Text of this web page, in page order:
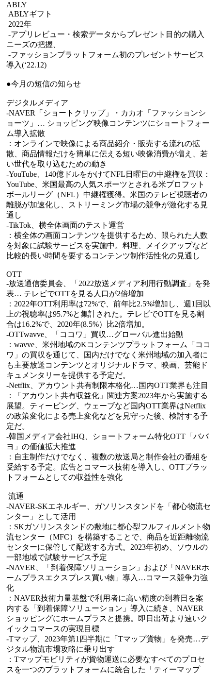
ABLY
ABLYギフト
2022年
-アプリレビュー・検索データからプレゼント目的の購入
ニーズの把握、
-ファッションプラットフォーム初のプレゼントサービス
導入(‘22.12)
●今月の短信の知らせ
デジタルメディア
-NAVER「ショートクリップ」・カカオ「ファッションシ
ョーツ」… ショッピング映像コンテンツにショートフォー
ム導入拡散
：オンラインで映像による商品紹介・販売する流れの拡
散、商品情報だけを簡単に伝える短い映像消費が増え、若
い世代を取り込むための動き
-YouTube、140億ドルをかけてNFL日曜日の中継権を買収：
YouTube、米国最高の人気スポーツとされる米プロフット
ボールリーグ（NFL）中継権獲得。米国のテレビ視聴者の
離脱が加速化し、ストリーミング市場の競争が激化する見
通し
-TikTok、横全体画面のテスト運営
：横全体の画面コンテンツを提供するため、限られた人数
を対象に試験サービスを実施中。料理、メイクアップなど
比較的長い時間を要するコンテンツ制作活性化の見通し
OTT
-放送通信委員会、「2022放送メディア利用行動調査」を発
表… テレビでOTTを見る人口が2倍増加
：2022年OTT利用率は72%で、前年比2.5%増加し、週1回以
上の視聴率は95.7%と集計された。テレビでOTTを見る割
合は16.2%で、2020年(8.5%）比2倍増加。
-OTTwavve、「ココワ」買収…グローバル進出始動
：wavve、米州地域のKコンテンツプラットフォーム「ココ
ワ」の買収を通じて、国内だけでなく米州地域の加入者に
も主要放送コンテンツとオリジナルドラマ、映画、芸能ド
キュメンタリーを提供する予定だ。
-Netflix、アカウント共有制限本格化…国内OTT業界も注目
：「アカウント共有収益化」関連方案2023年から実施する
展望。ティービング、ウェーブなど国内OTT業界はNetflix
の政策変化による売上変化などを見守った後、検討する予
定だ。
-韓国メディア会社IHQ、ショートフォーム特化OTT「ババ
ヨ」の価値拡大推進
：自主制作だけでなく、複数の放送局と制作会社の番組を
受給する予定。広告とコマース技術を導入し、OTTプラッ
トフォームとしての収益性を強化
流通
-NAVER-SKエネルギー、ガソリンスタンドを「都心物流セ
ンター」として活用
：SKガソリンスタンドの敷地に都心型フルフィルメント物
流センター（MFC）を構築することで、商品を近距離物流
センターに保管して配送する方式。2023年初め、ソウルの
一部地域で試験サービス予定
-NAVER、「到着保障ソリューション」および「NAVERホ
ームプラスエクスプレス買い物」導入…コマース競争力強
化
：NAVER技術力量基盤で利用者に高い精度の到着日を案
内する「到着保障ソリューション」導入に続き、NAVER
ショッピングにホームプラスと提携。即日出荷より速いク
イックコマースの実現目標
-Tマップ、2023年第1四半期に「Tマップ貨物」を発売…デ
ジタル物流市場攻略に乗り出す
：Tマップモビリティが貨物運送に必要なすべてのプロセ
スを一つのプラットフォームに統合した「ティーマップ